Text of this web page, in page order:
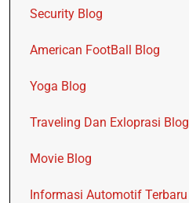
Security Blog
American FootBall Blog
Yoga Blog
Traveling Dan Exloprasi Blog
Movie Blog
Informasi Automotif Terbaru